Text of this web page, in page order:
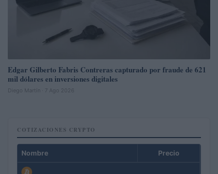
Edgar Gilberto Fabris Contreras capturado por fraude de 621
mil dólares en inversiones digitales
Diego Martín · 7 Ago 2026
COTIZACIONES CRYPTO
Nombre Precio